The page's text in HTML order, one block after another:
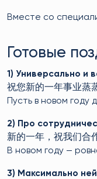
Вместе со
Готовые
1) Универсально и
祝您新的一年事业蒸
Пусть в новом
2) Про
新的一年，祝我们合
В новом году —
3) Максимально